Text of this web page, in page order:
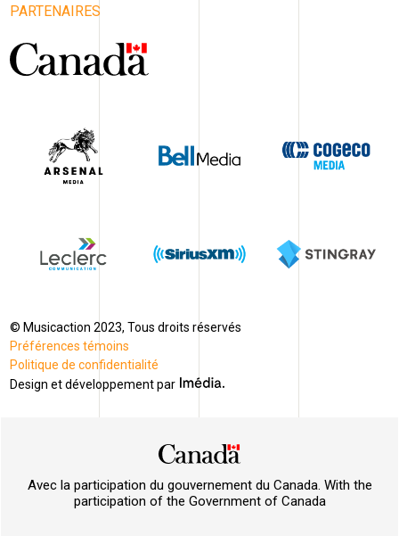
PARTENAIRES
© Musicaction 2023, Tous droits réservés
Préférences témoins
Politique de confidentialité
Design et développement par
Avec la participation du gouvernement du Canada. With the
participation of the Government of Canada